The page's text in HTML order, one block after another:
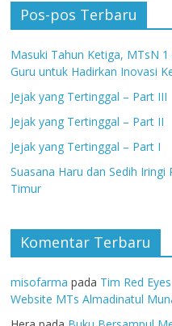
Pos-pos Terbaru
Masuki Tahun Ketiga, MTsN
Guru untuk Hadirkan Inovasi
Jejak yang Tertinggal – Part III
Jejak yang Tertinggal – Part II
Jejak yang Tertinggal – Part I
Suasana Haru dan Sedih
Timur
Komentar Terbaru
misofarma pada Tim Red
Website MTs Almadinatul